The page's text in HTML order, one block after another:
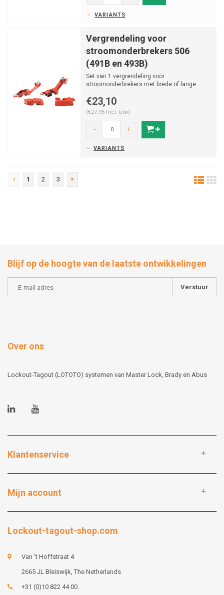
VARIANTS
Vergrendeling voor
stroomonderbrekers 506
(491B en 493B)
Set van 1 vergrendeling voor
stroomonderbrekers met brede of lange
€23,10
(€27,95 Incl. btw)
- +
VARIANTS
1 2 3
Blijf op de hoogte van de laatste ontwikkelingen
Verstuur
Over ons
Lockout-Tagout (LOTOTO) systemen van Master Lock, Brady en Abus
Klantenservice
Mijn account
Lockout-tagout-shop.com
Van 't Hoffstraat 4
2665 JL Bleiswijk, The Netherlands
+31 (0)10 822 44 00